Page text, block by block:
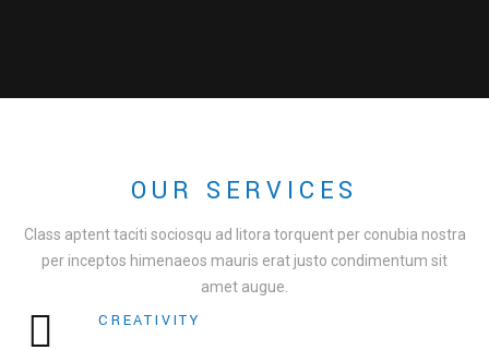
OUR SERVICES
Class aptent taciti sociosqu ad litora torquent per conubia nostra
per inceptos himenaeos mauris erat justo condimentum sit
amet augue.
CREATIVITY